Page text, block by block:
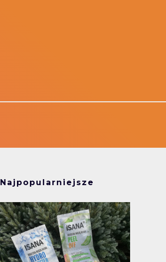
Najpopularniejsze